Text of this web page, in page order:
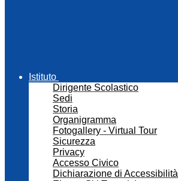
Istituto
Dirigente Scolastico
Sedi
Storia
Organigramma
Fotogallery - Virtual Tour
Sicurezza
Privacy
Accesso Civico
Dichiarazione di Accessibilità